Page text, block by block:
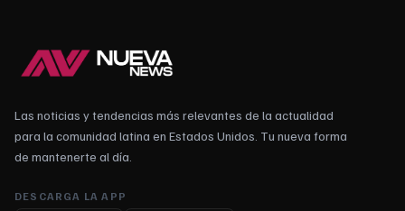
Las noticias y tendencias más relevantes de la actualidad
para la comunidad latina en Estados Unidos. Tu nueva forma
de mantenerte al día.
DESCARGA LA APP